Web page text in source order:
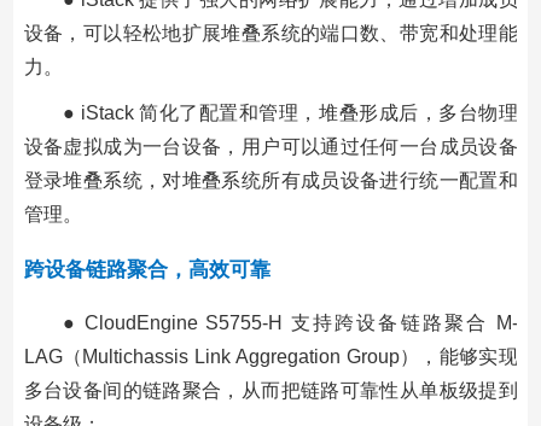
设备，可以轻松地扩展堆叠系统的端口数、带宽和处理能
力。
● iStack 简化了配置和管理，堆叠形成后，多台物理
设备虚拟成为一台设备，用户可以通过任何一台成员设备
登录堆叠系统，对堆叠系统所有成员设备进行统一配置和
管理。
跨设备链路聚合，高效可靠
● CloudEngine S5755-H 支持跨设备链路聚合 M-
LAG（Multichassis Link Aggregation Group），能够实现
多台设备间的链路聚合，从而把链路可靠性从单板级提到